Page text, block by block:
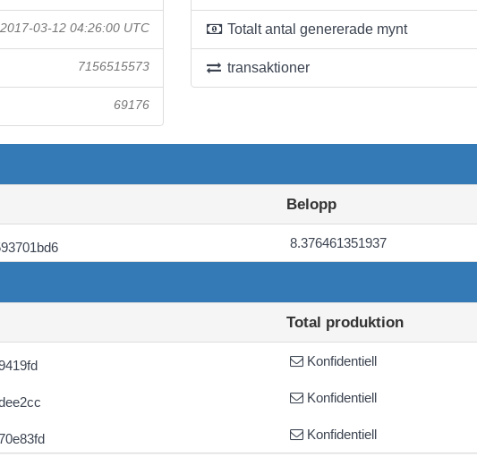
2017-03-12 04:26:00 UTC
7156515573
69176
Totalt antal genererade mynt
transaktioner
Belopp
8.376461351937
Total produktion
Konfidentiell
Konfidentiell
Konfidentiell